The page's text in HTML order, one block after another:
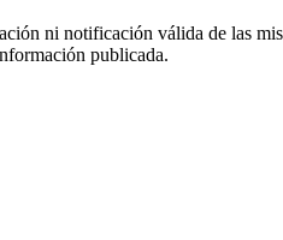
ni notificación válida de las
publicada.